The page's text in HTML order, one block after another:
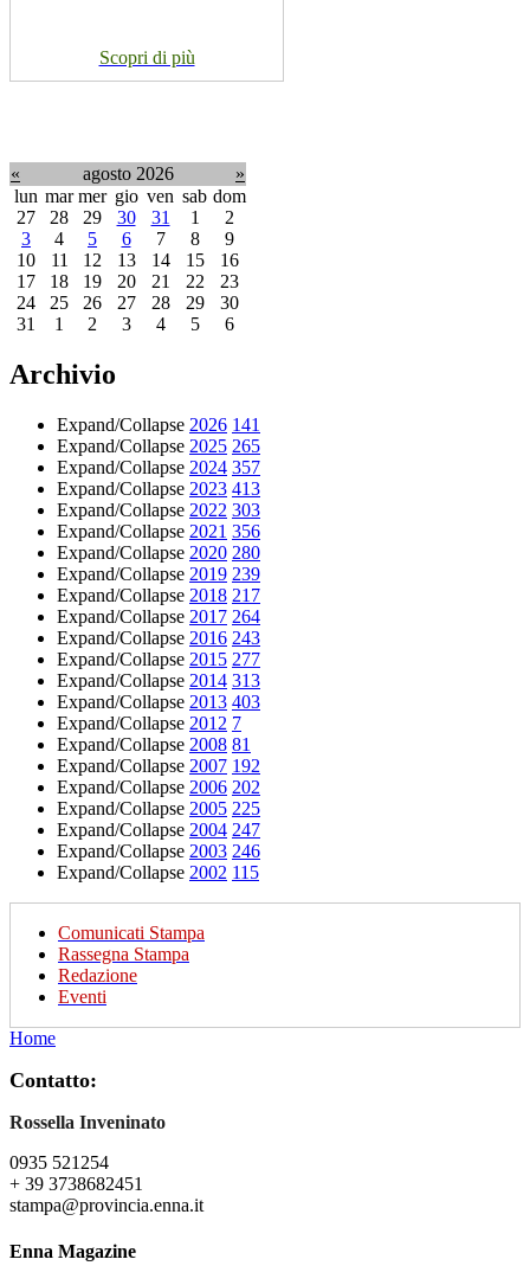
Scopri di più
« agosto 2026
»
lun mar mer gio ven sab dom
27
28 29 30 31 1
2
3
4 5 6 7 8
9
10
11 12 13 14 15
16
17
18 19 20 21 22
23
24
25 26 27 28 29
30
31
1 2 3 4 5 6
Archivio
Expand/Collapse 2026 141
Expand/Collapse 2025 265
Expand/Collapse 2024 357
Expand/Collapse 2023 413
Expand/Collapse 2022 303
Expand/Collapse 2021 356
Expand/Collapse 2020 280
Expand/Collapse 2019 239
Expand/Collapse 2018 217
Expand/Collapse 2017 264
Expand/Collapse 2016 243
Expand/Collapse 2015 277
Expand/Collapse 2014 313
Expand/Collapse 2013 403
Expand/Collapse 2012 7
Expand/Collapse 2008 81
Expand/Collapse 2007 192
Expand/Collapse 2006 202
Expand/Collapse 2005 225
Expand/Collapse 2004 247
Expand/Collapse 2003 246
Expand/Collapse 2002 115
Comunicati Stampa
Rassegna Stampa
Redazione
Eventi
Home
Contatto:
Rossella Inveninato
0935 521254
+ 39 3738682451
stampa@provincia.enna.it
Enna Magazine